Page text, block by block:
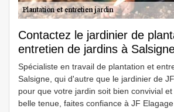
Contactez le jardinier de
entretien de jardins à
Spécialiste en travail de plantation et
Salsigne, qui d'autre que le jardinier de
pour que votre jardin soit bien convivial
belle tenue, faites confiance à JF